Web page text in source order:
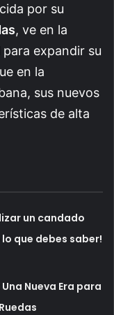
por su
, ve en la
expandir su
en la
sus nuevos
de alta
un candado
que debes saber!
Nueva Era para